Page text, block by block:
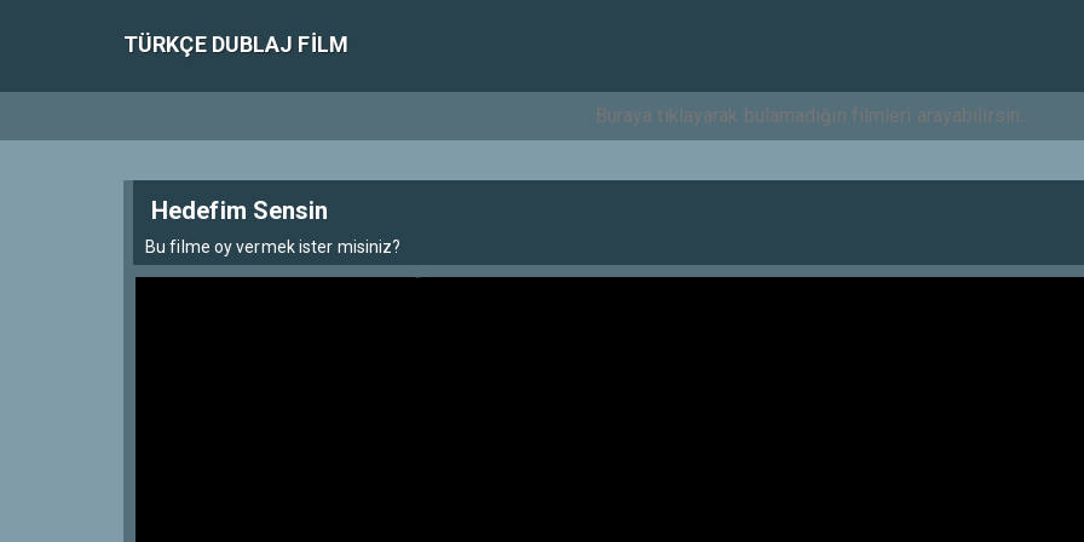
TÜRKÇE DUBLAJ FILM
Hedefim Sensin
Bu filme oy vermek ister misiniz?